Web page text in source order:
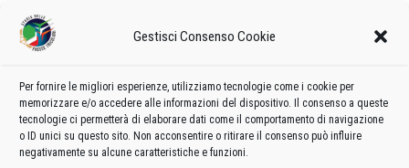
Gestisci Consenso Cookie
Per fornire le migliori esperienze, utilizziamo tecnologie come i cookie per
memorizzare e/o accedere alle informazioni del dispositivo. Il consenso a queste
tecnologie ci permetterà di elaborare dati come il comportamento di navigazione
o ID unici su questo sito. Non acconsentire o ritirare il consenso può influire
negativamente su alcune caratteristiche e funzioni.
2018
Provate a chiedere a un bambino cosa vuole fare da grande,
aereo! Se poi continuerete con le domande, altrettanto
probabilmente la risposta potrebbe essere: uno dei piloti delle
Frecce Tricolori!